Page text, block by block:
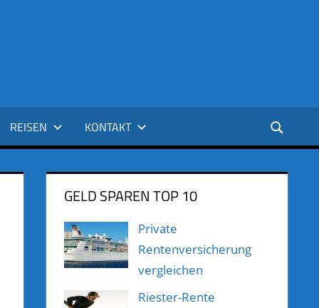
REISEN KONTAKT
GELD SPAREN TOP 10
Private
Rentenversicherung
vergleichen
Riester-Rente